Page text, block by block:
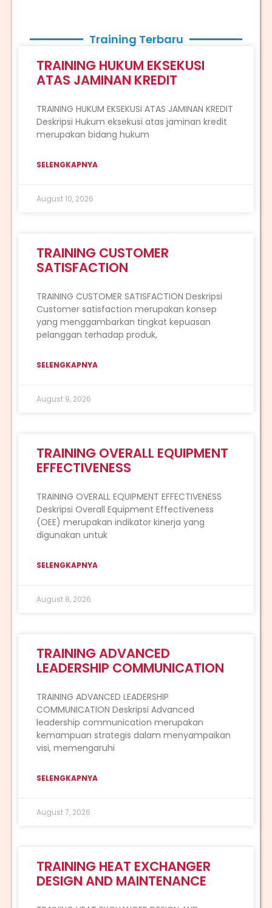
Training Terbaru
TRAINING HUKUM EKSEKUSI
ATAS JAMINAN KREDIT
TRAINING HUKUM EKSEKUSI ATAS JAMINAN KREDIT
Deskripsi Hukum eksekusi atas jaminan kredit
merupakan bidang hukum
SELENGKAPNYA
August 10, 2026
TRAINING CUSTOMER
SATISFACTION
TRAINING CUSTOMER SATISFACTION Deskripsi
Customer satisfaction merupakan konsep
yang menggambarkan tingkat kepuasan
pelanggan terhadap produk,
SELENGKAPNYA
August 9, 2026
TRAINING OVERALL EQUIPMENT
EFFECTIVENESS
TRAINING OVERALL EQUIPMENT EFFECTIVENESS
Deskripsi Overall Equipment Effectiveness
(OEE) merupakan indikator kinerja yang
digunakan untuk
SELENGKAPNYA
August 8, 2026
TRAINING ADVANCED
LEADERSHIP COMMUNICATION
TRAINING ADVANCED LEADERSHIP
COMMUNICATION Deskripsi Advanced
leadership communication merupakan
kemampuan strategis dalam menyampaikan
visi, memengaruhi
SELENGKAPNYA
August 7, 2026
TRAINING HEAT EXCHANGER
DESIGN AND MAINTENANCE